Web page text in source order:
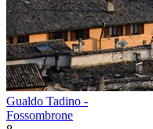
Gualdo Tadino -
Fossombrone